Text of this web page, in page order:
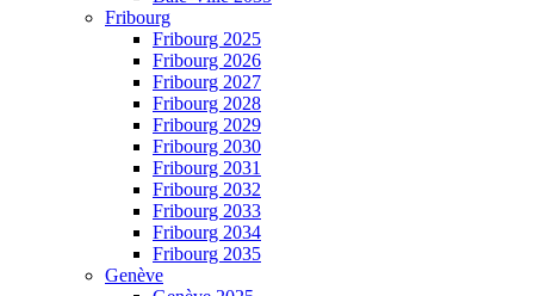
Fribourg
Fribourg 2025
Fribourg 2026
Fribourg 2027
Fribourg 2028
Fribourg 2029
Fribourg 2030
Fribourg 2031
Fribourg 2032
Fribourg 2033
Fribourg 2034
Fribourg 2035
Genève